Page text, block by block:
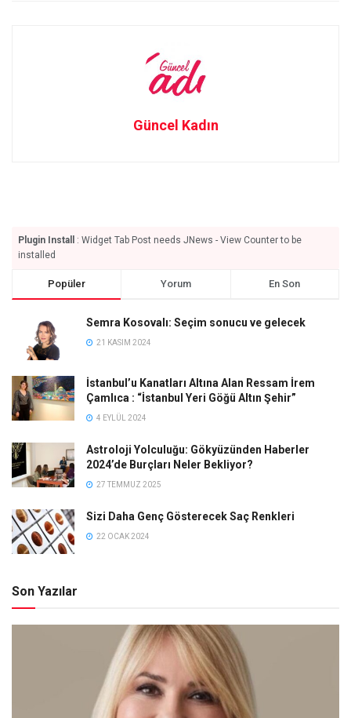
Güncel Kadın
Plugin Install
: Widget Tab Post needs JNews - View Counter to be
installed
Popüler Yorum En Son
Semra Kosovalı: Seçim sonucu ve gelecek
21 KASIM 2024
İstanbul’u Kanatları Altına Alan Ressam İrem
Çamlıca : “İstanbul Yeri Göğü Altın Şehir”
4 EYLÜL 2024
Astroloji Yolculuğu: Gökyüzünden Haberler
2024’de Burçları Neler Bekliyor?
27 TEMMUZ 2025
Sizi Daha Genç Gösterecek Saç Renkleri
22 OCAK 2024
Son Yazılar